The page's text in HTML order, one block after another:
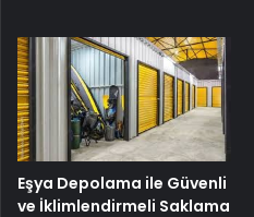
Eşya Depolama ile Güvenli
ve İklimlendirmeli Saklama